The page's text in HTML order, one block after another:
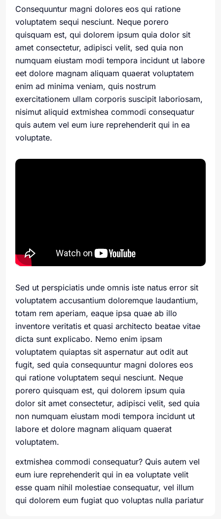
Consequuntur magni dolores eos qui ratione
voluptatem sequi nesciunt. Neque porero
quisquam est, qui dolorem ipsum quia dolor sit
amet consectetur, adipisci velit, sed quia non
numquam eiustam modi tempora incidunt ut labore
eet dolore magnam aliquam quaerat voluptatem
enim ad minima veniam, quis nostrum
exercitationem ullam corporis suscipit laboriosam,
nisimut aliquid extmishea commodi consequatur
quis autem vel eum iure reprehenderit qui in ea
voluptate.
Sed ut perspiciatis unde omnis iste natus error sit
voluptatem accusantium doloremque laudantium,
totam rem aperiam, eaque ipsa quae ab illo
inventore veritatis et quasi architecto beatae vitae
dicta sunt explicabo. Nemo enim ipsam
voluptatem quiaptas sit aspernatur aut odit aut
fugit, sed quia consequuntur magni dolores eos
qui ratione voluptatem sequi nesciunt. Neque
porero quisquam est, qui dolorem ipsum quia
dolor sit amet consectetur, adipisci velit, sed quia
non numquam eiustam modi tempora incidunt ut
labore et dolore magnam aliquam quaerat
voluptatem.
extmishea commodi consequatur? Quis autem vel
eum iure reprehenderit qui in ea voluptate velit
esse quam nihil molestiae consequatur, vel illum
qui dolorem eum fugiat quo voluptas nulla pariatur